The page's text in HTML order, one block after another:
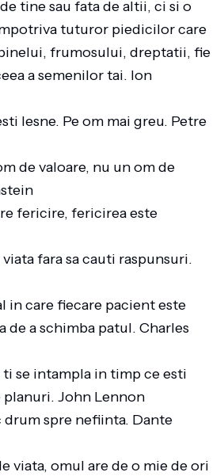
tine sau fata de altii, ci si o
tuturor piedicilor care
frumosului, dreptatii, fie
a semenilor tai. Ion
lesne. Pe om mai greu. Petre
de valoare, nu un om de
fericire, fericirea este
fara sa cauti raspunsuri.
in care fiecare pacient este
de a schimba patul. Charles
ti se intampla in timp ce esti
planuri. John Lennon
drum spre nefiinta. Dante
viata, omul are de o mie de ori